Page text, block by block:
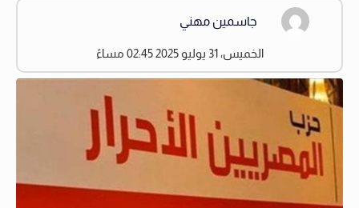
جاسمين مهني
الخميس، 31 يوليو 2025 02:45 مساءً